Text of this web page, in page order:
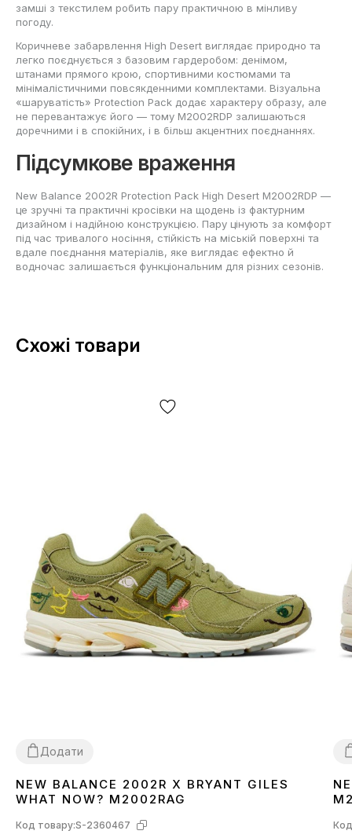
замші з текстилем робить пару практичною в мінливу
погоду.
Коричневе забарвлення High Desert виглядає природно та
легко поєднується з базовим гардеробом: денімом,
штанами прямого крою, спортивними костюмами та
мінімалістичними повсякденними комплектами. Візуальна
«шаруватість» Protection Pack додає характеру образу, але
не перевантажує його — тому M2002RDP залишаються
доречними і в спокійних, і в більш акцентних поєднаннях.
Підсумкове враження
New Balance 2002R Protection Pack High Desert M2002RDP —
це зручні та практичні кросівки на щодень із фактурним
дизайном і надійною конструкцією. Пару цінують за комфорт
під час тривалого носіння, стійкість на міській поверхні та
вдале поєднання матеріалів, яке виглядає ефектно й
водночас залишається функціональним для різних сезонів.
Схожі товари
Додати
3738 4142
NEW BALANCE 2002R X BRYANT GILES
WHAT NOW? M2002RAG
Код товару:S-2360467